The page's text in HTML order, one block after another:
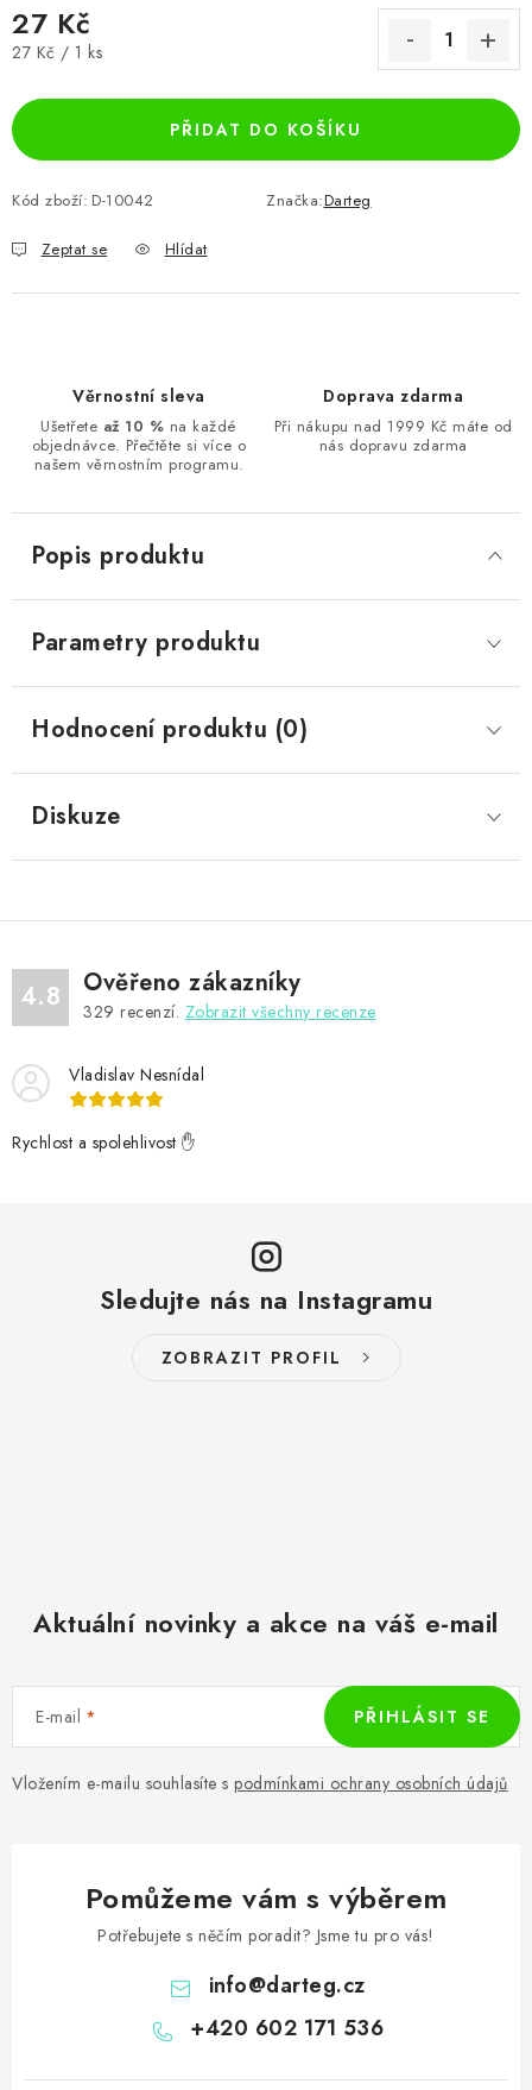
27 Kč
Měrná cena:
27 Kč / 1 ks
PŘIDAT DO KOŠÍKU
Kód zboží: D-10042 Značka:Darteg
Zeptat se Hlídat
Věrnostní sleva
Ušetřete až 10 % na každé
objednávce. Přečtěte si více o
našem věrnostním programu.
Doprava zdarma
Při nákupu nad 1999 Kč máte od
nás dopravu zdarma
Popis produktu
Parametry produktu
Hodnocení produktu (0)
Diskuze
4.8 Ověřeno zákazníky
329 recenzí. Zobrazit všechny recenze
Vladislav Nesnídal
Rychlost a spolehlivost ✋
Sledujte nás na Instagramu
ZOBRAZIT PROFIL
Aktuální novinky a akce na váš e-mail
E-mail
Vložením e-mailu souhlasíte s podmínkami ochrany osobních údajů
PŘIHLÁSIT SE
Pomůžeme vám s výběrem
Potřebujete s něčím poradit? Jsme tu pro vás!
info@darteg.cz
+420 602 171 536